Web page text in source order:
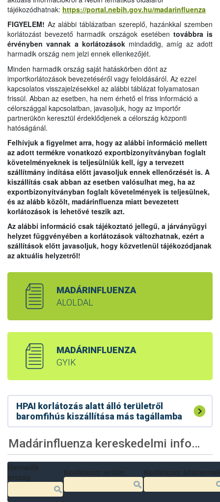
tájékozódhatnak: https://portal.nebih.gov.hu/madarinfluenza
FIGYELEM! Az alábbi táblázatban szereplő, hazánkkal szemben
korlátozást bevezető harmadik országok esetében továbbra is
érvényben vannak a korlátozásokmindaddig, amíg az adott
harmadik ország nem jelzi ennek ellenkezőjét.
Minden harmadik ország saját hatáskörben dönt az
importkorlátozások bevezetéséről vagy feloldásáról. Az ezzel
kapcsolatos visszajelzésekkel az alábbi táblázat folyamatosan
frissül. Abban az esetben, ha nem érhető el friss információ a
célországgal kapcsolatban, javasoljuk, hogy az importőr
partnerükön keresztül érdeklődjenek a célország központi
hatóságánál.
Felhívjuk a figyelmet arra, hogy az alábbi információ mellett
az adott termékre vonatkozó exportbizonyítványban foglalt
követelményeknek is teljesülniük kell, így a tervezett
szállítmány indítása előtt javasoljuk ennek ellenőrzését is. A
kiszállítás csak abban az esetben valósulhat meg, ha az
exportbizonyítványban foglalt követelmények is teljesülnek,
és az alább közölt, madárinfluenza miatt bevezetett
korlátozások is lehetővé teszik azt.
Az alábbi információ csak tájékoztató jellegű, a járványügyi
helyzet függvényében a korlátozások változhatnak, ezért a
szállítások előtt javasoljuk, hogy közvetlenül tájékozódjanak
az aktuális helyzetről!
MADÁRINFLUENZA
ALOLDAL
MADÁRINFLUENZA
GYIK
HPAI korlátozás alatt álló területről
baromfihús kiszállítása más tagállamba
Madárinfluenza kereskedelmi információk